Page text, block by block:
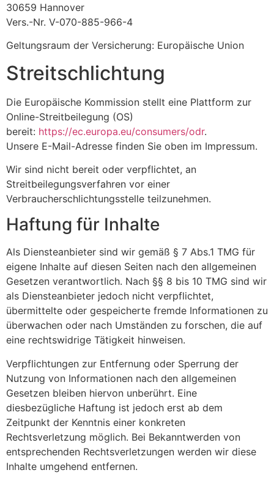
30659 Hannover
Vers.-Nr. V-070-885-966-4
Geltungsraum der Versicherung: Europäische Union
Streitschlichtung
Die Europäische Kommission stellt eine Plattform zur
Online-Streitbeilegung (OS)
bereit: https://ec.europa.eu/consumers/odr.
Unsere E-Mail-Adresse finden Sie oben im Impressum.
Wir sind nicht bereit oder verpflichtet, an
Streitbeilegungsverfahren vor einer
Verbraucherschlichtungsstelle teilzunehmen.
Haftung für Inhalte
Als Diensteanbieter sind wir gemäß § 7 Abs.1 TMG für
eigene Inhalte auf diesen Seiten nach den allgemeinen
Gesetzen verantwortlich. Nach §§ 8 bis 10 TMG sind wir
als Diensteanbieter jedoch nicht verpflichtet,
übermittelte oder gespeicherte fremde Informationen zu
überwachen oder nach Umständen zu forschen, die auf
eine rechtswidrige Tätigkeit hinweisen.
Verpflichtungen zur Entfernung oder Sperrung der
Nutzung von Informationen nach den allgemeinen
Gesetzen bleiben hiervon unberührt. Eine
diesbezügliche Haftung ist jedoch erst ab dem
Zeitpunkt der Kenntnis einer konkreten
Rechtsverletzung möglich. Bei Bekanntwerden von
entsprechenden Rechtsverletzungen werden wir diese
Inhalte umgehend entfernen.